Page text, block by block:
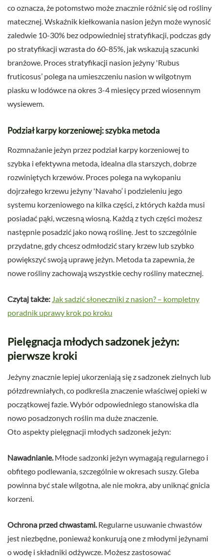
co oznacza, że potomstwo może znacznie różnić się od rośliny
matecznej. Wskaźnik kiełkowania nasion jeżyn może wynosić
zaledwie 10-30% bez odpowiedniej stratyfikacji, podczas gdy
po stratyfikacji wzrasta do 60-85%, jak wskazują szacunki
branżowe. Proces stratyfikacji nasion jeżyny 'Rubus
fruticosus’ polega na umieszczeniu nasion w wilgotnym
piasku w lodówce na okres 3-4 miesięcy przed wiosennym
wysiewem.
Podział karpy korzeniowej: szybka metoda
Rozmnażanie jeżyn przez podział karpy korzeniowej to
szybka i efektywna metoda, idealna dla starszych, dobrze
rozwiniętych krzewów. Proces polega na wykopaniu
dojrzałego krzewu jeżyny 'Navaho’ i podzieleniu jego
systemu korzeniowego na kilka części, z których każda musi
posiadać pąki, wczesną wiosną. Każdą z tych części możesz
następnie posadzić jako nową roślinę. Jest to szczególnie
przydatne, gdy chcesz odmłodzić stary krzew lub szybko
powiększyć swoją uprawę jeżyn. Metoda ta zapewnia, że
nowe rośliny zachowają wszystkie cechy rośliny matecznej.
Czytaj także: Jak sadzić słoneczniki z nasion? – kompletny
poradnik uprawy krok po kroku
Pielęgnacja młodych sadzonek jeżyn:
pierwsze kroki
Jeżyny znacznie lepiej ukorzeniają się z sadzonek zielnych lub
półzdrewniałych, co podkreśla znaczenie właściwej opieki w
początkowej fazie. Wybór odpowiedniego stanowiska dla
nowo posadzonych roślin ma duże znaczenie.
Oto aspekty pielęgnacji młodych sadzonek jeżyn:
Nawadnianie.Młode sadzonki jeżyn wymagają regularnego i
obfitego podlewania, szczególnie w okresach suszy. Gleba
powinna być stale wilgotna, ale nie mokra, aby uniknąć gnicia
korzeni.
Ochrona przed chwastami.Regularne usuwanie chwastów
jest niezbędne, ponieważ konkurują one z młodymi jeżynami
o wodę i składniki odżywcze. Możesz zastosować